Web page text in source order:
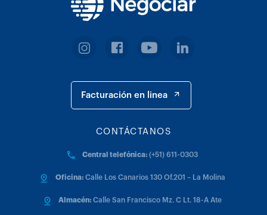
Facturación en linea
CONTÁCTANOS
Central telefónica:(+51) 611-0303
Oficina: Calle Los Canarios 130 Of.201 – La Molina
Almacén:Calle San Francisco Mz. C Lt. 18-A Ate